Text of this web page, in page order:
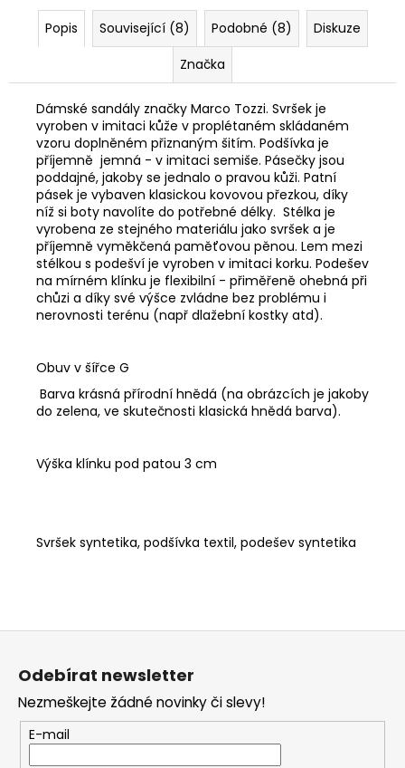
Popis Související (8) Podobné (8)
Diskuze
Značka
Dámské sandály značky Marco Tozzi. Svršek je
vyroben v imitaci kůže v proplétaném skládaném
vzoru doplněném přiznaným šitím. Podšívka je
příjemně jemná - v imitaci semiše. Pásečky jsou
poddajné, jakoby se jednalo o pravou kůži. Patní
pásek je vybaven klasickou kovovou přezkou, díky
níž si boty navolíte do potřebné délky. Stélka je
vyrobena ze stejného materiálu jako svršek a je
příjemně vyměkčená paměťovou pěnou. Lem mezi
stélkou s podešví je vyroben v imitaci korku. Podešev
na mírném klínku je flexibilní - přiměřeně ohebná při
chůzi a díky své výšce zvládne bez problému i
nerovnosti terénu (např dlažební kostky atd).
Obuv v šířce G
Barva krásná přírodní hnědá (na obrázcích je jakoby
do zelena, ve skutečnosti klasická hnědá barva).
Výška klínku pod patou 3 cm
Svršek syntetika, podšívka textil, podešev syntetika
Z
Odebírat newsletter
Nezmeškejte žádné novinky či slevy!
E-mail